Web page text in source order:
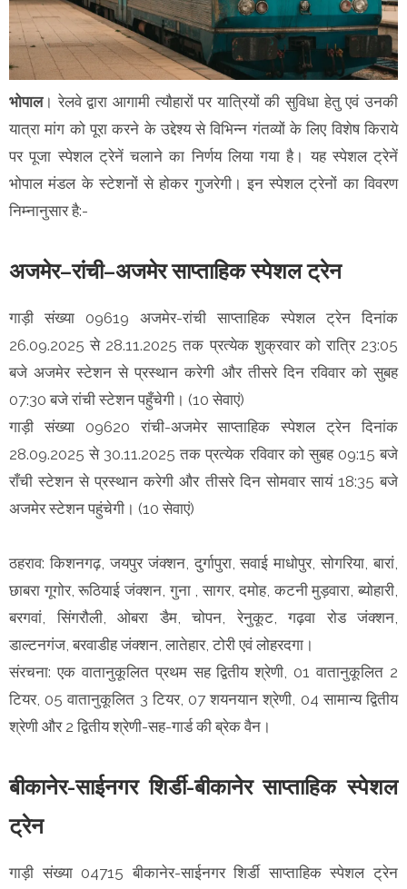
भोपाल। रेलवे द्वारा आगामी त्यौहारों पर यात्रियों की सुविधा हेतु एवं उनकी
यात्रा मांग को पूरा करने के उद्देश्य से विभिन्न गंतव्यों के लिए विशेष किराये
पर पूजा स्पेशल ट्रेनें चलाने का निर्णय लिया गया है। यह स्पेशल ट्रेनें
भोपाल मंडल के स्टेशनों से होकर गुजरेगी। इन स्पेशल ट्रेनों का विवरण
निम्नानुसार है:-
अजमेर–रांची–अजमेर साप्ताहिक स्पेशल ट्रेन
गाड़ी संख्या 09619 अजमेर-रांची साप्ताहिक स्पेशल ट्रेन दिनांक
26.09.2025 से 28.11.2025 तक प्रत्येक शुक्रवार को रात्रि 23:05
बजे अजमेर स्टेशन से प्रस्थान करेगी और तीसरे दिन रविवार को सुबह
07:30 बजे रांची स्टेशन पहुँचेगी। (10 सेवाएं)
गाड़ी संख्या 09620 रांची-अजमेर साप्ताहिक स्पेशल ट्रेन दिनांक
28.09.2025 से 30.11.2025 तक प्रत्येक रविवार को सुबह 09:15 बजे
राँची स्टेशन से प्रस्थान करेगी और तीसरे दिन सोमवार सायं 18:35 बजे
अजमेर स्टेशन पहुंचेगी। (10 सेवाएं)
ठहराव: किशनगढ़, जयपुर जंक्शन, दुर्गापुरा, सवाई माधोपुर, सोगरिया, बारां,
छाबरा गूगोर, रूठियाई जंक्शन, गुना , सागर, दमोह, कटनी मुड़वारा, ब्योहारी,
बरगवां, सिंगरौली, ओबरा डैम, चोपन, रेनुकूट, गढ़वा रोड जंक्शन,
डाल्टनगंज, बरवाडीह जंक्शन, लातेहार, टोरी एवं लोहरदगा।
संरचना: एक वातानुकूलित प्रथम सह द्वितीय श्रेणी, 01 वातानुकूलित 2
टियर, 05 वातानुकूलित 3 टियर, 07 शयनयान श्रेणी, 04 सामान्य द्वितीय
श्रेणी और 2 द्वितीय श्रेणी-सह-गार्ड की ब्रेक वैन।
बीकानेर-साईनगर शिर्डी-बीकानेर साप्ताहिक स्पेशल
ट्रेन
गाड़ी संख्या 04715 बीकानेर-साईनगर शिर्डी साप्ताहिक स्पेशल ट्रेन